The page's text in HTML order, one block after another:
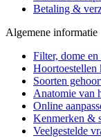
Betaling &
Algemene informatie
Filter, dome
Hoortoestellen
Soorten
Anatomie van
Online
Kenmerken &
Veelgestelde